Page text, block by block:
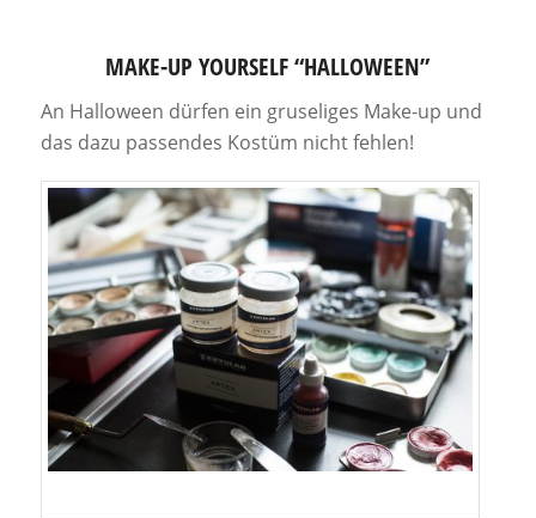
MAKE-UP YOURSELF “HALLOWEEN”
An Halloween dürfen ein gruseliges Make-up und
das dazu passendes Kostüm nicht fehlen!